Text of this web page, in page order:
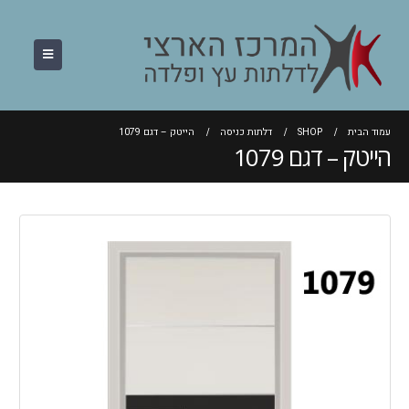
עמוד הבית SHOP דלתות כניסה הייטק – דגם 1079
הייטק – דגם 1079